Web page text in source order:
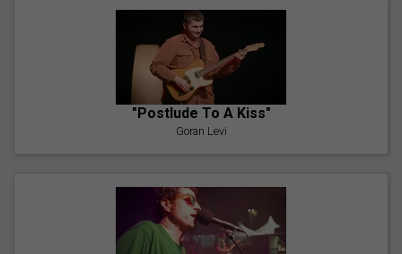
"Postlude To A Kiss"
Goran Levi